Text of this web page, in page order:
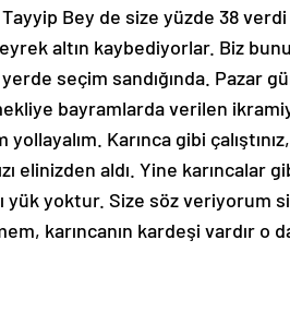
Bey de size yüzde 38
altın kaybediyorlar. Biz bunu
seçim sandığında. Pazar
bayramlarda verilen
Karınca gibi
elinizden aldı. Yine karıncalar
yük yoktur. Size söz veriyorum
karıncanın kardeşi vardır o